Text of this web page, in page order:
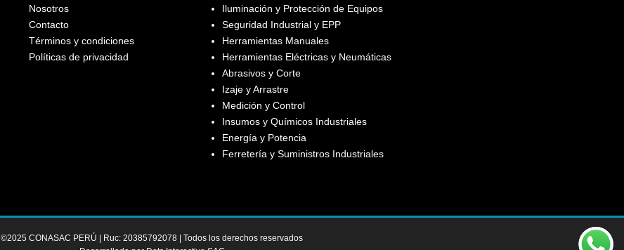
Nosotros
Contacto
Términos y condiciones
Políticas de privacidad
Iluminación y Protección de Equipos
Seguridad Industrial y EPP
Herramientas Manuales
Herramientas Eléctricas y Neumáticas
Abrasivos y Corte
Izaje y Arrastre
Medición y Control
Insumos y Químicos Industriales
Energía y Potencia
Ferretería y Suministros Industriales
©2025 CONASAC PERÚ | Ruc: 20385792078 | Todos los derechos reservados